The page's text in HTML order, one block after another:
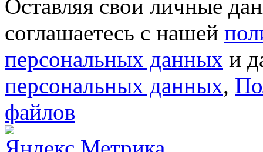
Оставляя свои личные
соглашаетесь с нашей
персональных данных и
персональных данных,
файлов